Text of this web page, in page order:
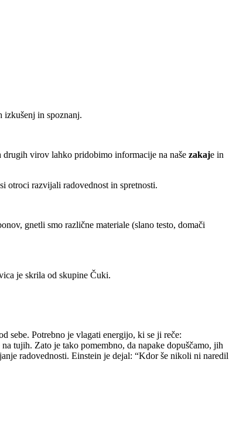
in spoznanj.
virov lahko pridobimo informacije na naše zakaje in
otroci razvijali radovednost in spretnosti.
gnetli smo različne materiale (slano testo, domači
je skrila od skupine Čuki.
sebe. Potrebno je vlagati energijo, ki se ji reče:
tujih. Zato je tako pomembno, da napake dopuščamo, jih
radovednosti. Einstein je dejal: “Kdor še nikoli ni naredil